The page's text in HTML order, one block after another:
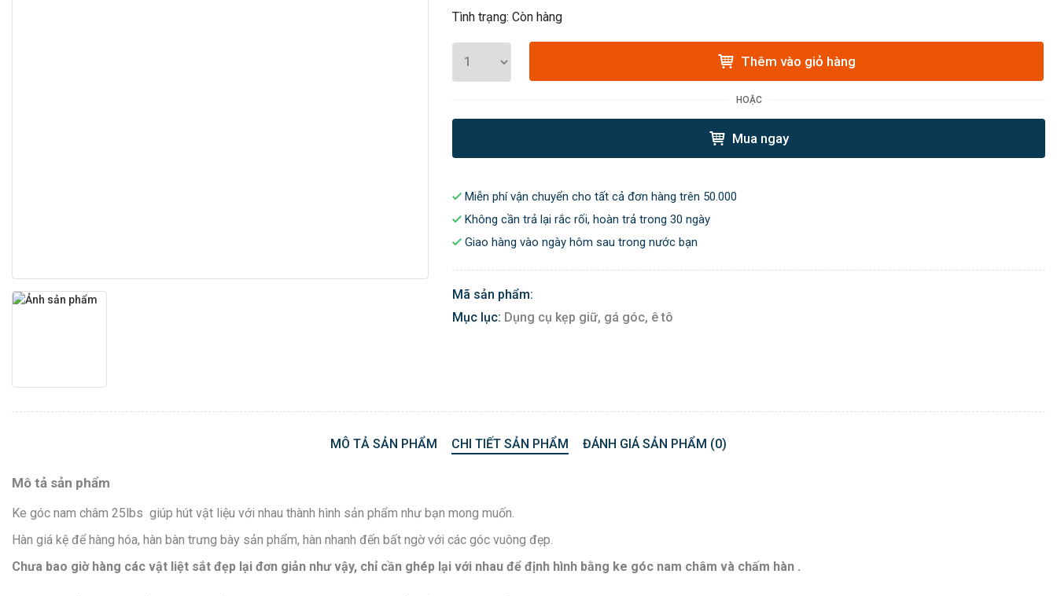
Tình trạng: Còn hàng
Thêm vào giỏ hàng
HOẶC
Mua ngay
Miễn phí vận chuyển cho tất cả đơn hàng trên 50.000
Không cần trả lại rắc rối, hoàn trả trong 30 ngày
Giao hàng vào ngày hôm sau trong nước bạn
Mã sản phẩm:
Mục lục: Dụng cụ kẹp giữ, gá góc, ê tô
MÔ TẢ SẢN PHẨM CHI TIẾT SẢN PHẨM ĐÁNH GIÁ SẢN PHẨM (0)
Mô tả sản phẩm
Ke góc nam châm 25lbs giúp hút vật liệu với nhau thành hình sản phẩm như bạn mong muốn.
Hàn giá kệ để hàng hóa, hàn bàn trưng bày sản phẩm, hàn nhanh đến bất ngờ với các góc vuông đẹp.
Chưa bao giờ hàng các vật liệt sắt đẹp lại đơn giản như vậy, chỉ cần ghép lại với nhau để định hình bằng ke góc nam châm và chấm hàn .